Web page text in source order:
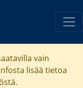
vain
lisää tietoa